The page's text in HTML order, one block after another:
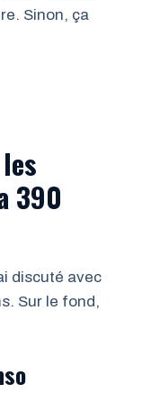
Sinon, ça
390
discuté avec
Sur le fond,